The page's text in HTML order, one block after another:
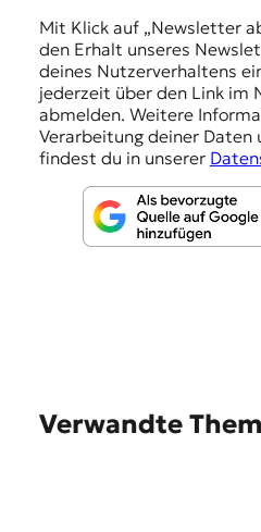
Mit Klick auf „Newsletter
den Erhalt unseres
deines Nutzerverhaltens
jederzeit über den Link im
abmelden. Weitere
Verarbeitung deiner Daten
findest du in unserer
Verwandte